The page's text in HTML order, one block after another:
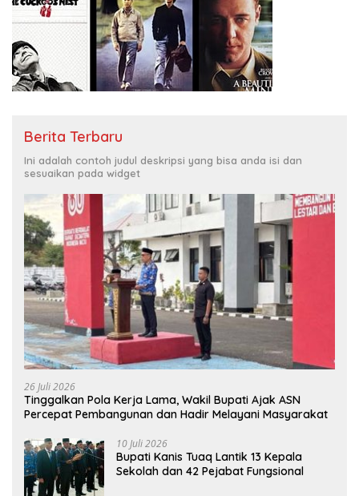
Berita Terbaru
Ini adalah contoh judul deskripsi yang bisa anda isi dan
sesuaikan pada widget
26 Juli 2026
Tinggalkan Pola Kerja Lama, Wakil Bupati Ajak ASN
Percepat Pembangunan dan Hadir Melayani Masyarakat
10 Juli 2026
Bupati Kanis Tuaq Lantik 13 Kepala
Sekolah dan 42 Pejabat Fungsional